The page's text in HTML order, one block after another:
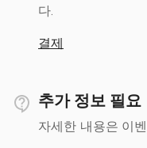
다.
결제
추가 정보 필요
자세한 내용은 이